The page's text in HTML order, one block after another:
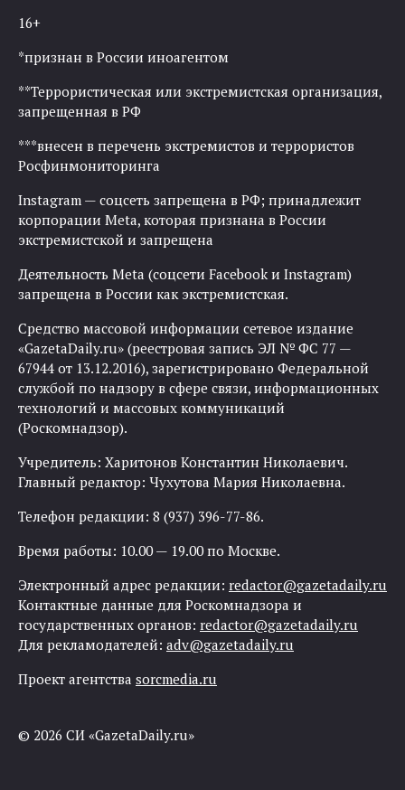
16+
*признан в России иноагентом
**Террористическая или экстремистская организация,
запрещенная в РФ
***внесен в перечень экстремистов и террористов
Росфинмониторинга
Instagram — соцсеть запрещена в РФ; принадлежит
корпорации Meta, которая признана в России
экстремистской и запрещена
Деятельность Meta (соцсети Facebook и Instagram)
запрещена в России как экстремистская.
Средство массовой информации сетевое издание
«GazetaDaily.ru» (реестровая запись ЭЛ № ФС 77 —
67944 от 13.12.2016), зарегистрировано Федеральной
службой по надзору в сфере связи, информационных
технологий и массовых коммуникаций
(Роскомнадзор).
Учредитель: Харитонов Константин Николаевич.
Главный редактор: Чухутова Мария Николаевна.
Телефон редакции: 8 (937) 396-77-86.
Время работы: 10.00 — 19.00 по Москве.
Электронный адрес редакции: redactor@gazetadaily.ru
Контактные данные для Роскомнадзора и
государственных органов: redactor@gazetadaily.ru
Для рекламодателей: adv@gazetadaily.ru
Проект агентства sorcmedia.ru
© 2026 СИ «GazetaDaily.ru»